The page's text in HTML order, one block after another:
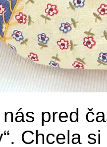
pred
Chcela